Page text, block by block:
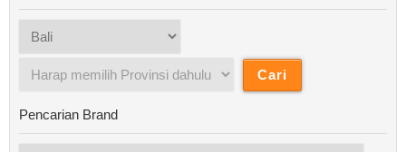
Pencarian Brand